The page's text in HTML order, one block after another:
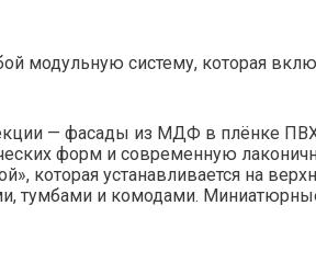
модульную систему, которая
— фасады из МДФ в плёнке
форм и современную
которая устанавливается на
тумбами и комодами.